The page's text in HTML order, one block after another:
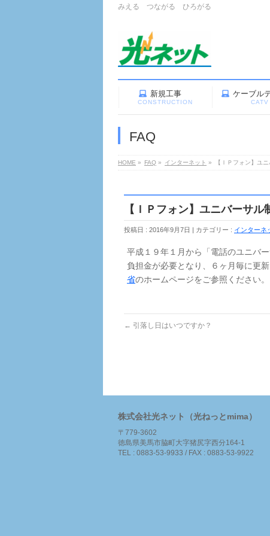
みえる つながる ひろがる
新規工事
CONSTRUCTION
ケーブル
CATV
FAQ
HOME » FAQ » インターネット » 【ＩＰフォン】ユ
【ＩＰフォン】ユニバーサル
投稿日 : 2016年9月7日 カテゴリー : インターネ
平成１９年１月から「電話のユニバ
負担金が必要となり、６ヶ月毎に更
省のホームページをご参照ください。
← 引落し日はいつですか？
株式会社光ネット（光ねっとmima）
〒779-3602
徳島県美馬市脇町大字猪尻字西分164-1
TEL : 0883-53-9933 / FAX : 0883-53-9922